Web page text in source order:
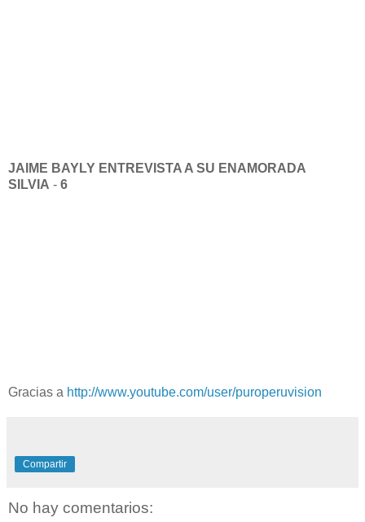
JAIME BAYLY ENTREVISTA A SU ENAMORADA
SILVIA - 6
Gracias a http://www.youtube.com/user/puroperuvision
Compartir
No hay comentarios: